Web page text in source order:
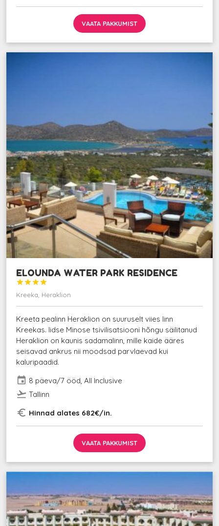
VAATA PAKKUMIST
ELOUNDA WATER PARK RESIDENCE




Kreeka, Heraklion
Kreeta pealinn Heraklion on suuruselt viies linn
Kreekas. Iidse Minose tsivilisatsiooni hõngu säilitanud
Heraklion on kaunis sadamalinn, mille kaide ääres
seisavad ankrus nii moodsad parvlaevad kui
kaluripaadid.
event 8 päeva/7 ööd, All Inclusive
flight_takeoff Tallinn
euro_symbol Hinnad alates 682€/in.
VAATA PAKKUMIST